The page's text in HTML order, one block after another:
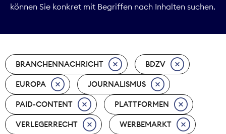
Marktdaten
Nachhaltigkeit
Nachwuchs
Nova Award
können Sie konkret mit Begriffen nach Inhalten suchen.
BRANCHENNACHRICHT BDZV
EUROPA JOURNALISMUS
PAID-CONTENT PLATTFORMEN
VERLEGERRECHT WERBEMARKT